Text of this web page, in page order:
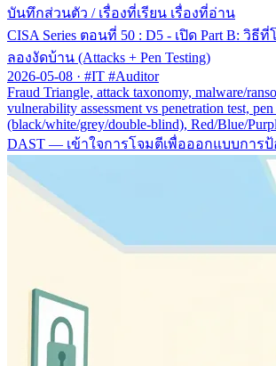
บันทึกส่วนตัว / เรื่องที่เรียน เรื่องที่อ่าน
CISA Series ตอนที่ 50 : D5 - เปิด Part B: วิธี
ลองงัดบ้าน (Attacks + Pen Testing)
2026-05-08 · #IT #Auditor
Fraud Triangle, attack taxonomy, malware/
vulnerability assessment vs penetration test, pen
(black/white/grey/double-blind), Red/Blue/
DAST — เข้าใจการโจมตีเพื่อออกแบบการ